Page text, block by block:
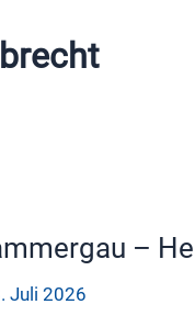
–
Juli 2026